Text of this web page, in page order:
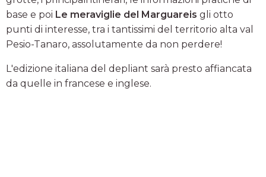
base e poi Le meraviglie del Marguareis gli otto
punti di interesse, tra i tantissimi del territorio alta val
Pesio-Tanaro, assolutamente da non perdere!
L'edizione italiana del depliant sarà presto affiancata
da quelle in francese e inglese.